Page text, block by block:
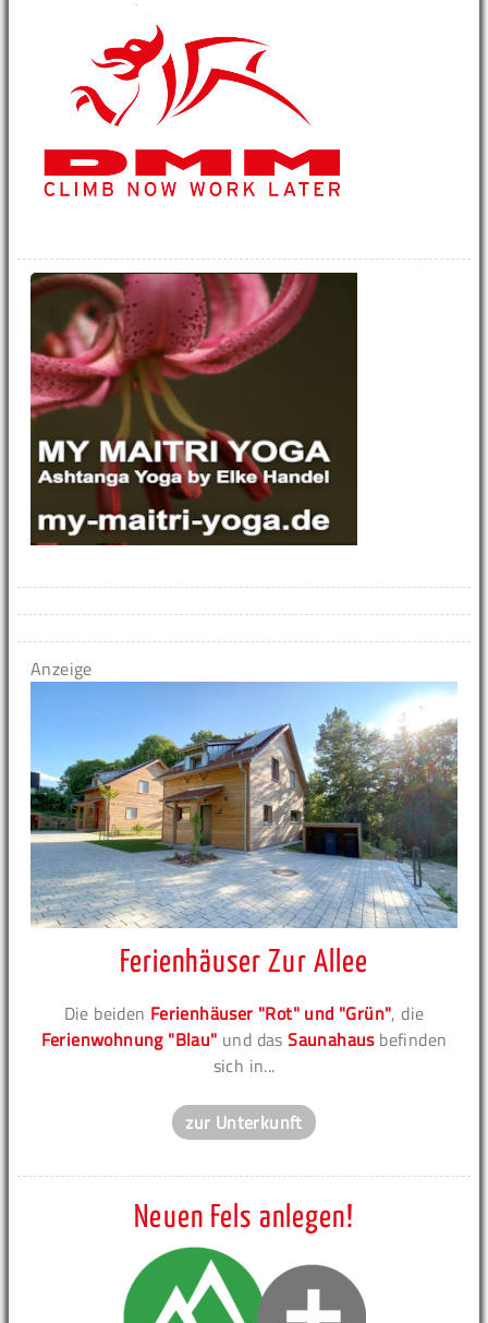
Anzeige
Ferienhäuser Zur Allee
Die beiden Ferienhäuser "Rot" und "Grün", die
Ferienwohnung "Blau" und dasSaunahausbefinden
sich in...
zur Unterkunft
Neuen Fels anlegen!